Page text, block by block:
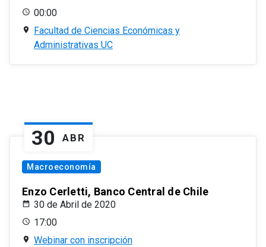
00:00
Facultad de Ciencias Económicas y
Administrativas UC
30 ABR
Macroeconomía
Enzo Cerletti, Banco Central de Chile
30 de Abril de 2020
17:00
Webinar con inscripción